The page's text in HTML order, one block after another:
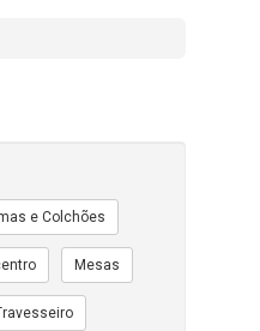
e Colchões
Mesas